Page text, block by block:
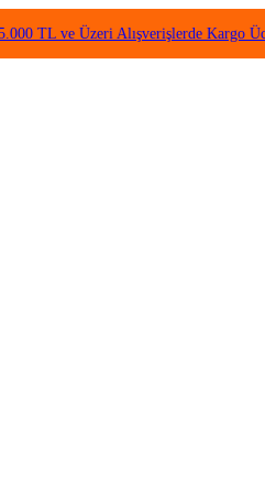
ve Üzeri Alışverişlerde Kargo Ücretsiz!